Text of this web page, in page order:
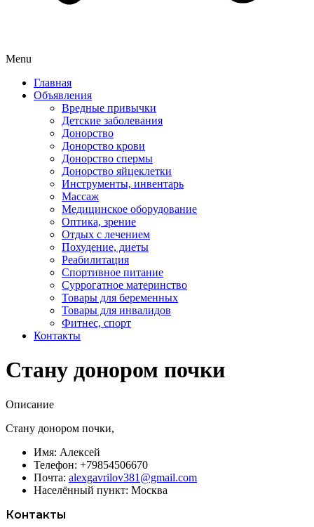
Menu
Главная
Объявления
Вредные привычки
Детские заболевания
Донорство
Донорство крови
Донорство спермы
Донорство яйцеклетки
Инструменты, инвентарь
Массаж
Медицинское оборудование
Оптика, зрение
Отдых с лечением
Похудение, диеты
Реабилитация
Спортивное питание
Суррогатное материнство
Товары для беременных
Товары для инвалидов
Фитнес, спорт
Контакты
Стану донором почки
Описание
Стану донором почки,
Имя: Алексей
Телефон: +79854506670
Почта: alexgavrilov381@gmail.com
Населённый пункт: Москва
Контакты